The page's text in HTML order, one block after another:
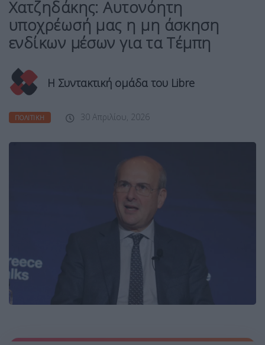
Χατζηδάκης: Αυτονόητη
υποχρέωσή μας η μη άσκηση
ενδίκων μέσων για τα Τέμπη
Η Συντακτική ομάδα του Libre
ΠΟΛΙΤΙΚΉ 30 Απριλίου, 2026